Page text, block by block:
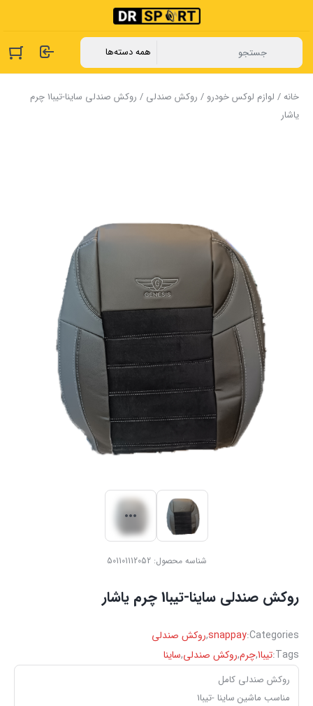
خانه/ لوازم لوکس خودرو / روکش صندلی
/ روکش صندلی ساینا-تیبا1 چرم
یاشار
شناسه محصول:501101112052
روکش صندلی ساینا-تیبا1 چرم یاشار
Categories:
snappay
,روکش صندلی
Tags: تیبا1 ,چرم,روکش صندلی,ساینا
روکش صندلی کامل
مناسب ماشین ساینا -تیبا1